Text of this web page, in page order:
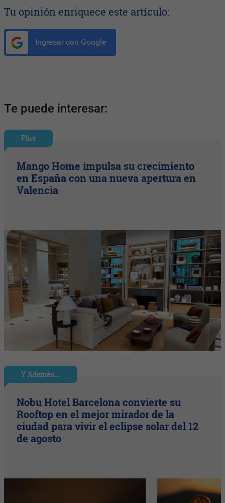
Tu opinión enriquece este artículo:
Ingresar con Google
Te puede interesar:
Plus
Mango Home impulsa su crecimiento
en España con una nueva apertura en
Valencia
Y Además...
Nobu Hotel Barcelona convierte su
Rooftop en el mejor mirador de la
ciudad para vivir el eclipse solar del 12
de agosto